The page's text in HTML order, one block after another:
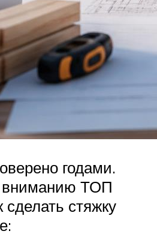
годами.
вниманию ТОП
сделать стяжку